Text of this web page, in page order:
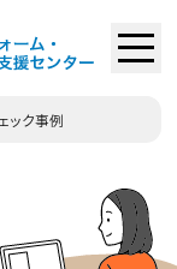
ック事例